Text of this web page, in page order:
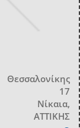
Θεσσαλονίκης
17
Νίκαια,
ΑΤΤΙΚΗΣ